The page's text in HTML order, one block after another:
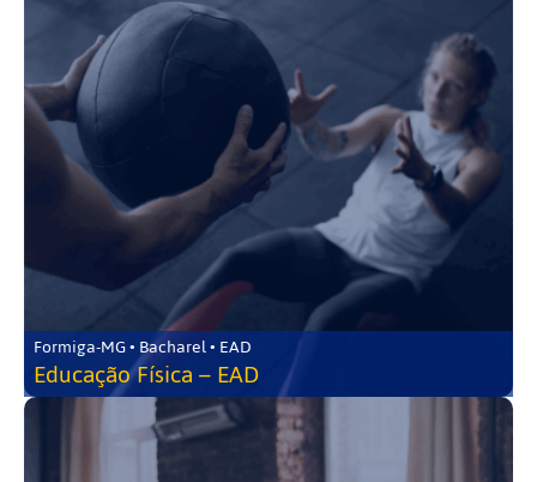
Formiga-MG • Bacharel • EAD
Educação Física – EAD